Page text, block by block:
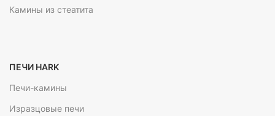
Камины из стеатита
ПЕЧИ HARK
Печи-камины
Изразцовые печи